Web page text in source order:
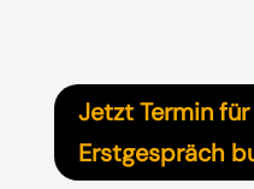
Jetzt Termin
Erstgespräch